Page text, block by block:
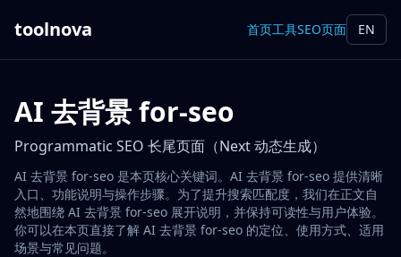
toolnova 首页工具SEO页面 EN
AI 去背景 for-seo
Programmatic SEO 长尾页面（Next 动态生成）
AI 去背景 for-seo 是本页核心关键词。AI 去背景 for-seo 提供清晰
入口、功能说明与操作步骤。为了提升搜索匹配度，我们在正文自
然地围绕 AI 去背景 for-seo 展开说明，并保持可读性与用户体验。
你可以在本页直接了解 AI 去背景 for-seo 的定位、使用方式、适用
场景与常见问题。